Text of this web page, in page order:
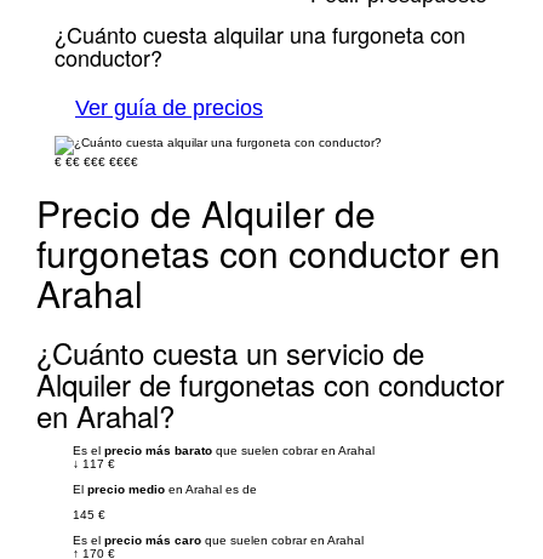
¿Cuánto cuesta alquilar una furgoneta con
conductor?
Ver guía de precios
€ €€ €€€ €€€€
Precio de Alquiler de
furgonetas con conductor en
Arahal
¿Cuánto cuesta un servicio de
Alquiler de furgonetas con conductor
en Arahal?
Es el precio más barato que suelen cobrar en Arahal
↓ 117 €
El precio medio en Arahal es de
145 €
Es el precio más caro que suelen cobrar en Arahal
↑ 170 €